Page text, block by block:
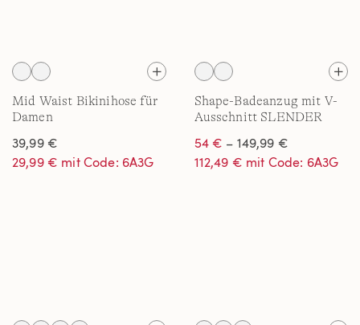
Mid Waist Bikinihose für
Damen
39,99 €
29,99 € mit Code: 6A3G
Shape-Badeanzug mit V-
Ausschnitt SLENDER
54 € – 149,99 €
112,49 € mit Code: 6A3G